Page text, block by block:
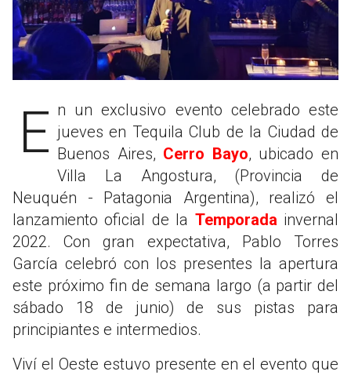
En un exclusivo evento celebrado este jueves en Tequila Club de la Ciudad de
Buenos Aires, Cerro Bayo, ubicado en
Villa La Angostura, (Provincia de
Neuquén - Patagonia Argentina), realizó el
lanzamiento oficial de la Temporada invernal
2022. Con gran expectativa, Pablo Torres
García celebró con los presentes la apertura
este próximo fin de semana largo (a partir del
sábado 18 de junio) de sus pistas para
principiantes e intermedios.
Viví el Oeste estuvo presente en el evento que